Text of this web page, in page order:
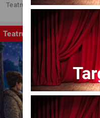
Teatrul Amzei
Teatru